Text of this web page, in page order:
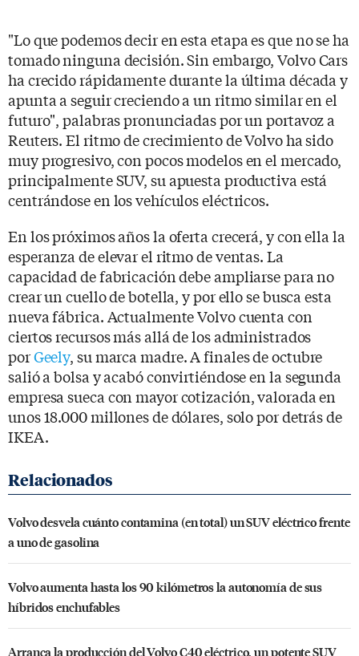
"Lo que podemos decir en esta etapa es que no se ha
tomado ninguna decisión. Sin embargo, Volvo Cars
ha crecido rápidamente durante la última década y
apunta a seguir creciendo a un ritmo similar en el
futuro", palabras pronunciadas por un portavoz a
Reuters. El ritmo de crecimiento de Volvo ha sido
muy progresivo, con pocos modelos en el mercado,
principalmente SUV, su apuesta productiva está
centrándose en los vehículos eléctricos.
En los próximos años la oferta crecerá, y con ella la
esperanza de elevar el ritmo de ventas. La
capacidad de fabricación debe ampliarse para no
crear un cuello de botella, y por ello se busca esta
nueva fábrica. Actualmente Volvo cuenta con
ciertos recursos más allá de los administrados
porGeely, su marca madre. A finales de octubre
salió a bolsa y acabó convirtiéndose en la segunda
empresa sueca con mayor cotización, valorada en
unos 18.000 millones de dólares, solo por detrás de
IKEA.
Volvo desvela cuánto contamina (en total) un SUV eléctrico frente
a uno de gasolina
Volvo aumenta hasta los 90 kilómetros la autonomía de sus
híbridos enchufables
Arranca la producción del Volvo C40 eléctrico, un potente SUV